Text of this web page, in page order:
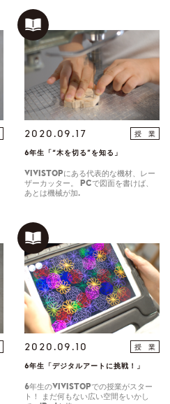
2020.09.17 授 業
6年生「“木を切る”を知る」
VIVISTOPにある代表的な機材、レー
ザーカッター。 PCで図面を書けば、
あとは機械が加…
2020.09.10 授 業
6年生「デジタルアートに挑戦！」
6年生のVIVISTOPでの授業がスター
ト！ まだ何もない広い空間をいかし